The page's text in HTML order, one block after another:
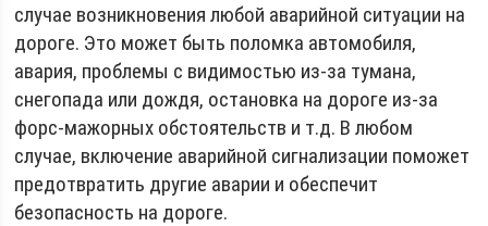
случае возникновения любой аварийной ситуации на
дороге. Это может быть поломка автомобиля,
авария, проблемы с видимостью из-за тумана,
снегопада или дождя, остановка на дороге из-за
форс-мажорных обстоятельств и т.д. В любом
случае, включение аварийной сигнализации поможет
предотвратить другие аварии и обеспечит
безопасность на дороге.